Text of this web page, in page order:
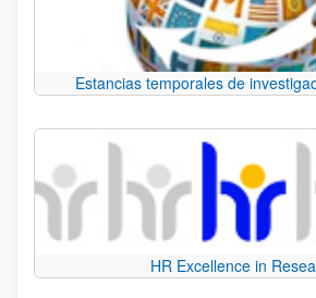
Estancias temporales de
HR Excellence in